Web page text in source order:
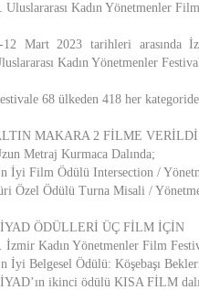
Uluslararası Kadın Yönetmenler
12 Mart 2023 tarihleri arasında
Kadın Yönetmenler
68 ülkeden 418 her
MAKARA 2 FİLME VERİLDİ
Metraj Kurmaca Dalında;
İyi Film Ödülü Intersection /
Özel Ödülü Turna Misali /
ÖDÜLLERİ ÜÇ FİLM İÇİN
İzmir Kadın Yönetmenler Film
İyi Belgesel Ödülü: Köşebaşı
ikinci ödülü KISA FİLM